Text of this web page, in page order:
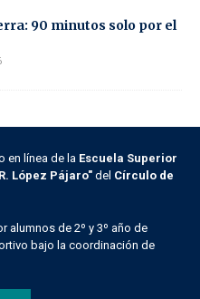
90 minutos solo por el
en línea de la Escuela Superior
López Pájaro" del Círculo de
de 2º y 3º año de
bajo la coordinación de